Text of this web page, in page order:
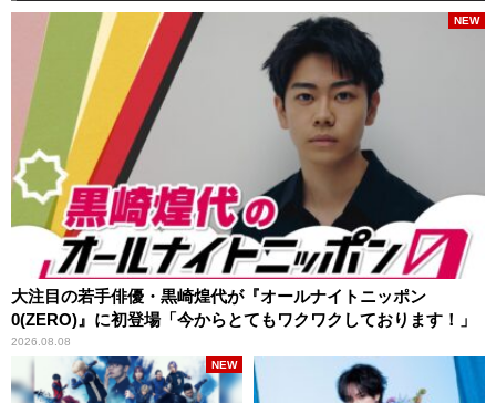
大注目の若手俳優・黒崎煌代が『オールナイトニッポン
0(ZERO)』に初登場「今からとてもワクワクしております！」
2026.08.08
NEW
NEW